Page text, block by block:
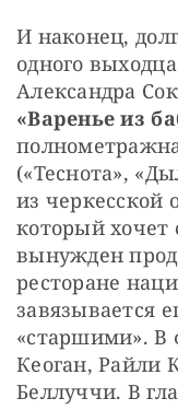
И наконец,
одного
Александра
«Варенье из
(«Теснота»,
из
который хочет
вынужден
ресторане
завязывается
«старшими». В
Кеоган, Райли
Беллуччи. В